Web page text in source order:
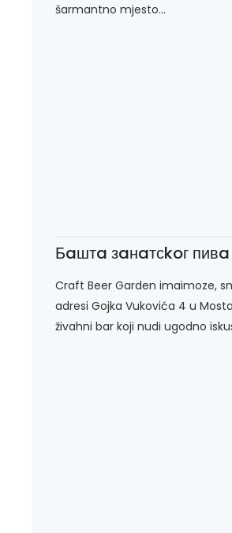
šarmantno mjesto...
Бaштa зaнaтсkoг пивa
Craft Beer Garden imaimoze,
adresi Gojka Vukovića 4 u
živahni bar koji nudi ugodno